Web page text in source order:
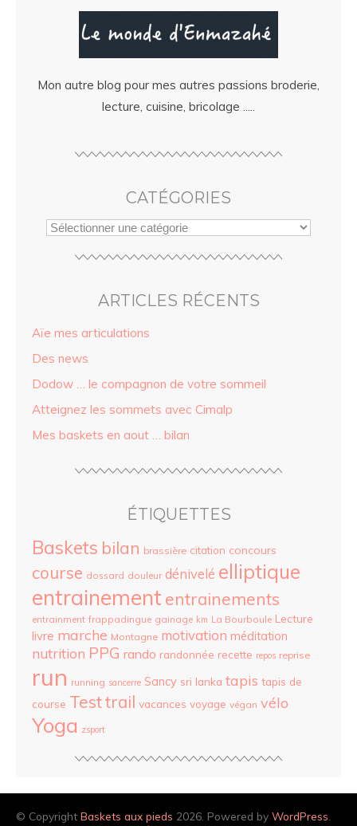
Mon autre blog pour mes autres passions broderie,
lecture, cuisine, bricolage .....
CATÉGORIES
ARTICLES RÉCENTS
Aïe mes articulations
Des news
Dodow … le compagnon de votre sommeil
Atteignez les sommets avec Cimalp
Mes baskets en aout … bilan
ÉTIQUETTES
Baskets bilan brassière citation concours
course dossard douleur dénivelé elliptique
entrainement entrainements
entrainment frappadingue gainage km La Bourboule Lecture
livre marche Montagne motivation méditation
nutrition PPG rando randonnée recette repos reprise
run running sancerre Sancy sri lanka tapis tapis de
course Testtrail vacances voyage végan vélo
Yoga zsport
© Copyright Baskets aux pieds 2026. Powered by WordPress